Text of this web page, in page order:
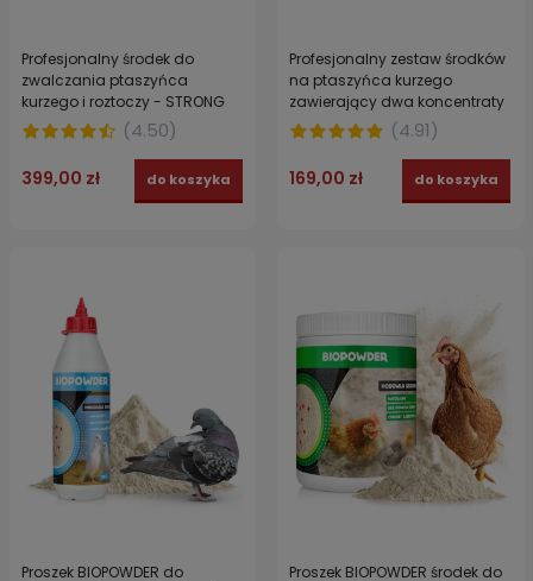
Profesjonalny środek do
zwalczania ptaszyńca
kurzego i roztoczy - STRONG
INSECT BLOCKER POLYMER
koncentrat 1 L
(4.50)
399,00 zł do koszyka
Profesjonalny zestaw środków
na ptaszyńca kurzego
zawierający dwa koncentraty
(insektycyd + wzmacniacz
polimerowy) RED MITE DOUBLE
(4.91)
169,00 zł do koszyka
Proszek BIOPOWDER do
Proszek BIOPOWDER środek do